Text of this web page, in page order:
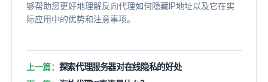
够帮助您更好地理解反向代理如何隐藏IP地址以及它在实
际应用中的优势和注意事项。
上一篇： 探索代理服务器对在线隐私的好处